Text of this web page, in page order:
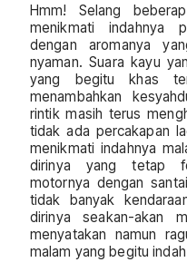
Hmm! Selang
menikmati indahnya
dengan aromanya
nyaman. Suara kayu
yang begitu khas
menambahkan
rintik masih terus
tidak ada percakapan
menikmati indahnya
dirinya yang tetap
motornya dengan
tidak banyak
dirinya seakan-akan
menyatakan namun
malam yang begitu